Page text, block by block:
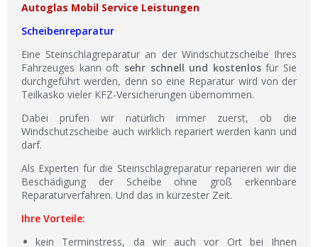
Autoglas Mobil Service Leistungen
Scheibenreparatur
Eine Steinschlagreparatur an der Windschutzscheibe Ihres
Fahrzeuges kann oft sehr schnell und kostenlosfür Sie
durchgeführt werden, denn so eine Reparatur wird von der
Teilkasko vieler KFZ-Versicherungen übernommen.
Dabei prüfen wir natürlich immer zuerst, ob die
Windschutzscheibe auch wirklich repariert werden kann und
darf.
Als Experten für die Steinschlagreparatur reparieren wir die
Beschädigung der Scheibe ohne groß erkennbare
Reparaturverfahren. Und das in kürzester Zeit.
Ihre Vorteile:
kein Terminstress, da wir auch vor Ort bei Ihnen